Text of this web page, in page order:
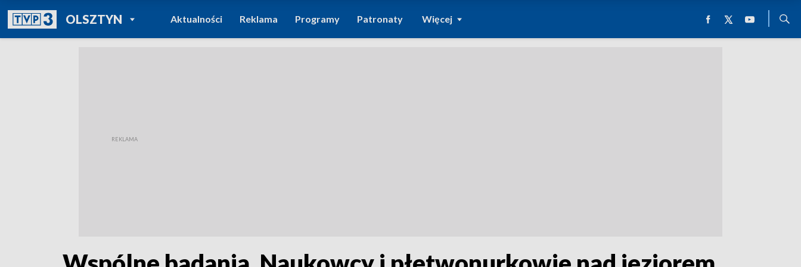
OLSZTYNPOWRÓT DO
TVP REGIONY
Aktualności Reklama Programy Patronaty Więcej